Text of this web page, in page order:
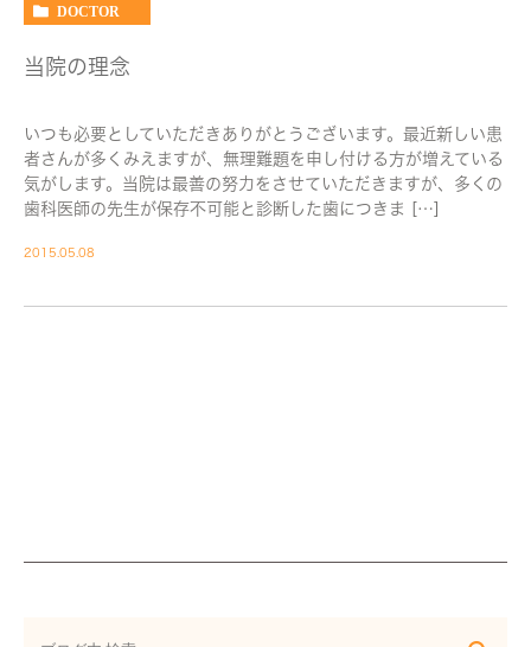
DOCTOR
当院の理念
いつも必要としていただきありがとうございます。最近新しい患
者さんが多くみえますが、無理難題を申し付ける方が増えている
気がします。当院は最善の努力をさせていただきますが、多くの
歯科医師の先生が保存不可能と診断した歯につきま […]
2015.05.08